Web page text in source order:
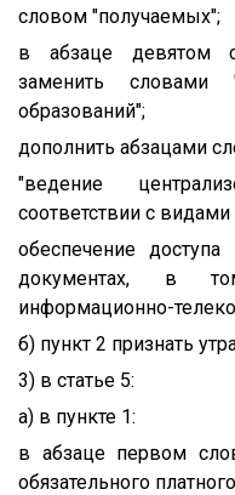
словом "получаемых";
в абзаце девятом
заменить словами
образований";
дополнить абзацами
"ведение
соответствии с
обеспечение
документах, в
информационно-
б) пункт 2 признать
3) в статье 5:
а) в пункте 1:
в абзаце первом
обязательного